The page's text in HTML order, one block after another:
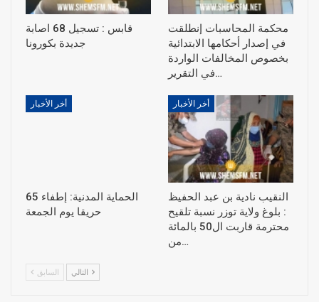
قابس : تسجيل 68 اصابة
جديدة بكورونا
محكمة المحاسبات إنطلقت
في إصدار أحكامها الابتدائية
بخصوص المخالفات الواردة
في التقرير…
أخر الأخبار
الحماية المدنية: إطفاء 65
حريقا يوم الجمعة
أخر الأخبار
النقيب نادية بن عبد الحفيظ
: بلوغ ولاية توزر نسبة تلقيح
محترمة قاربت ال50 بالمائة
من…
السابق